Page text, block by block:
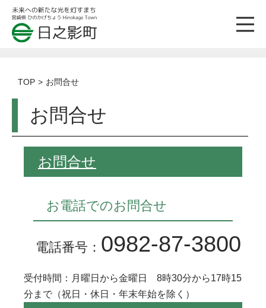
TOP お問合せ
お問合せ
お問合せ
お電話でのお問合せ
電話番号： 0982-87-3800
受付時間：月曜日から金曜日 8時30分から17時15
分まで（祝日・休日・年末年始を除く）